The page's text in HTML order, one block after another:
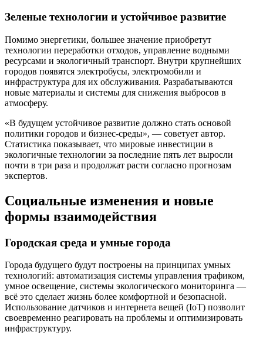
Зеленые технологии и устойчивое развитие
Помимо энергетики, большее значение приобретут
технологии переработки отходов, управление водными
ресурсами и экологичный транспорт. Внутри крупнейших
городов появятся электробусы, электромобили и
инфраструктура для их обслуживания. Разрабатываются
новые материалы и системы для снижения выбросов в
атмосферу.
«В будущем устойчивое развитие должно стать основой
политики городов и бизнес-среды», — советует автор.
Статистика показывает, что мировые инвестиции в
экологичные технологии за последние пять лет выросли
почти в три раза и продолжат расти согласно прогнозам
экспертов.
Социальные изменения и новые
формы взаимодействия
Городская среда и умные города
Города будущего будут построены на принципах умных
технологий: автоматизация системы управления трафиком,
умное освещение, системы экологического мониторинга —
всё это сделает жизнь более комфортной и безопасной.
Использование датчиков и интернета вещей (IoT) позволит
своевременно реагировать на проблемы и оптимизировать
инфраструктуру.